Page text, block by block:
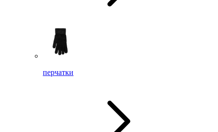
перчатки